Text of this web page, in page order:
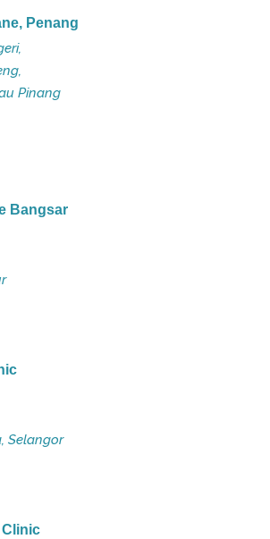
Penang
Pinang
Bangsar
Selangor
Clinic